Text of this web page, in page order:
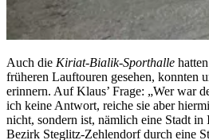
Auch die Kiriat-Bialik-Sporthalle
früheren Lauftouren gesehen, konnten
erinnern. Auf Klaus’ Frage: „Wer war
ich keine Antwort, reiche sie aber
nicht, sondern ist, nämlich eine Stadt
Bezirk Steglitz-Zehlendorf durch eine